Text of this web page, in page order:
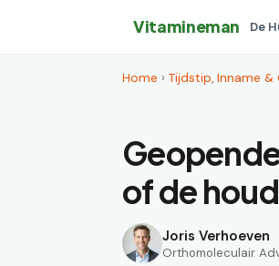
Vitamineman De
Home › Tijdstip, Inname
of de
Joris Verhoeven
Orthomoleculair